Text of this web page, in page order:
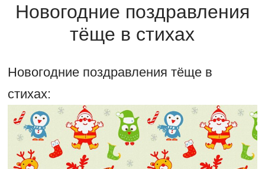
Новогодние поздравления
тёще в стихах
Новогодние поздравления тёще в
стихах: